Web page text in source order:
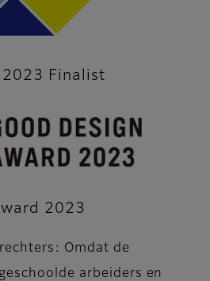
2023 Finalist
2023
Omdat de
arbeiders en